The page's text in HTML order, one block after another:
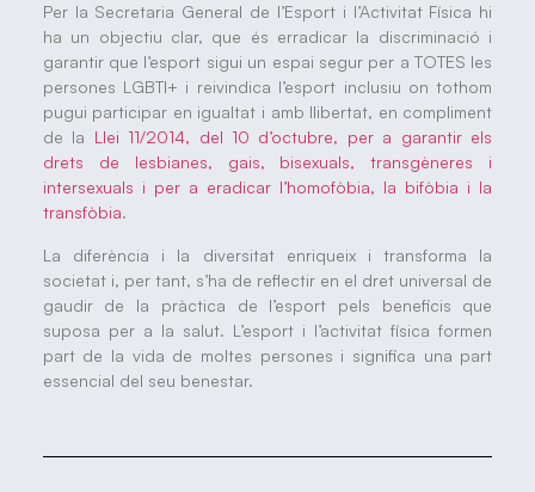
Per la Secretaria General de l’Esport i l’Activitat Física hi
ha un objectiu clar, que és erradicar la discriminació i
garantir que l’esport sigui un espai segur per a TOTES les
persones LGBTI+ i reivindica l’esport inclusiu on tothom
pugui participar en igualtat i amb llibertat, en compliment
de la Llei 11/2014, del 10 d’octubre, per a garantir els
drets de lesbianes, gais, bisexuals, transgèneres i
intersexuals i per a eradicar l’homofòbia, la bifòbia i la
transfòbia.
La diferència i la diversitat enriqueix i transforma la
societat i, per tant, s’ha de reflectir en el dret universal de
gaudir de la pràctica de l’esport pels beneficis que
suposa per a la salut. L’esport i l’activitat física formen
part de la vida de moltes persones i significa una part
essencial del seu benestar.